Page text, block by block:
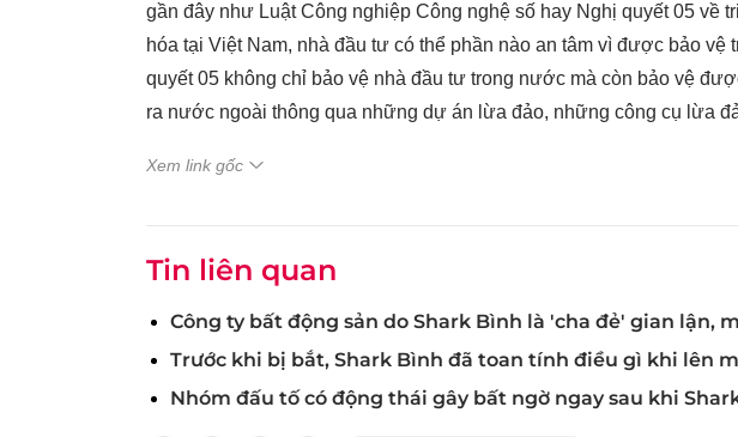
gần đây như Luật Công nghiệp Công nghệ số hay Nghị quyết 05 về
hóa tại Việt Nam, nhà đầu tư có thể phần nào an tâm vì được bảo vệ
quyết 05 không chỉ bảo vệ nhà đầu tư trong nước mà còn bảo vệ
ra nước ngoài thông qua những dự án lừa đảo, những công cụ lừa
Xem link gốc
Tin liên quan
Công ty bất động sản do Shark Bình là 'cha đẻ' gian lận,
Trước khi bị bắt, Shark Bình đã toan tính điều gì khi lên
Nhóm đấu tố có động thái gây bất ngờ ngay sau khi